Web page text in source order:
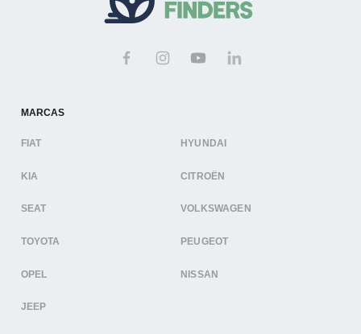
MARCAS
FIAT HYUNDAI
KIA CITROËN
SEAT VOLKSWAGEN
TOYOTA PEUGEOT
OPEL NISSAN
JEEP